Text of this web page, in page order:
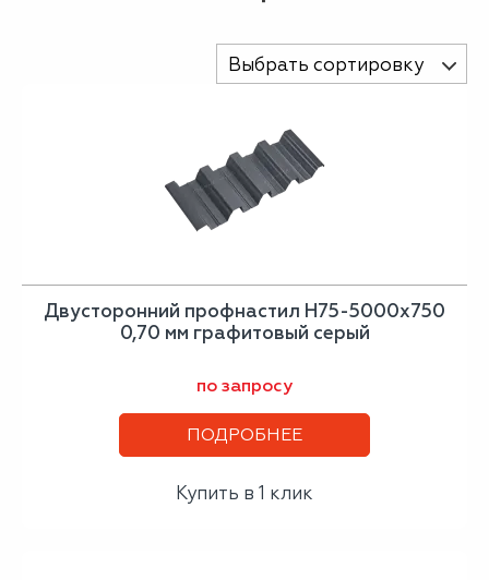
Выбрать сортировку
Двусторонний профнастил Н75-5000х750
0,70 мм графитовый серый
по запросу
ПОДРОБНЕЕ
Купить в 1 клик